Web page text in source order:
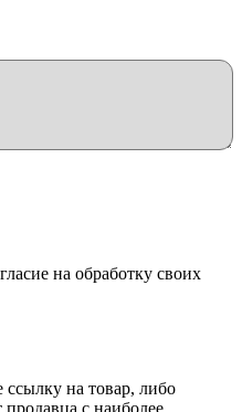
на обработку своих
на товар, либо
с наиболее